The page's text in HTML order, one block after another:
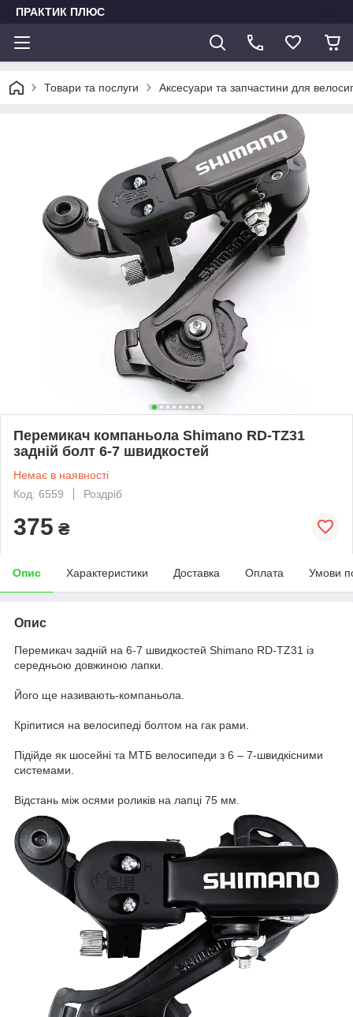
ПРАКТИК ПЛЮС
Товари та послуги Аксесуари та запчастини для
Перемикач компаньола Shimano RD-TZ31
задній болт 6-7 швидкостей
Немає в наявності
Код: 6559
Роздріб
375 ₴
Опис Характеристики Доставка Оплата Умови
Опис
Перемикач задній на 6-7 швидкостей Shimano RD-TZ31 із
середньою довжиною лапки.
Його ще називають-компаньола.
Кріпитися на велосипеді болтом на гак рами.
Підійде як шосейні та МТБ велосипеди з 6 – 7-швидкісними
системами.
Відстань між осями роликів на лапці 75 мм.